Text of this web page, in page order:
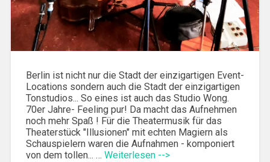
Berlin ist nicht nur die Stadt der einzigartigen Event-
Locations sondern auch die Stadt der einzigartigen
Tonstudios... So eines ist auch das Studio Wong.
70er Jahre- Feeling pur! Da macht das Aufnehmen
noch mehr Spaß ! Für die Theatermusik für das
Theaterstück "Illusionen" mit echten Magiern als
Schauspielern waren die Aufnahmen - komponiert
von dem tollen... … Weiterlesen -->